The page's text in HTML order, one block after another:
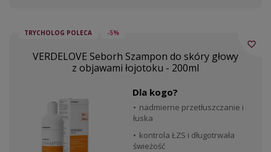
TRYCHOLOG POLECA -5%
VERDELOVE Seborh Szampon do skóry głowy
z objawami łojotoku - 200ml
Dla kogo?
nadmierne przetłuszczanie i
łuska
kontrola ŁZS i długotrwała
świeżość
favorite_border